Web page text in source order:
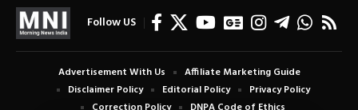
Follow US
Advertisement With Us
Affiliate Marketing Guide
Disclaimer Policy
Editorial Policy
Privacy Policy